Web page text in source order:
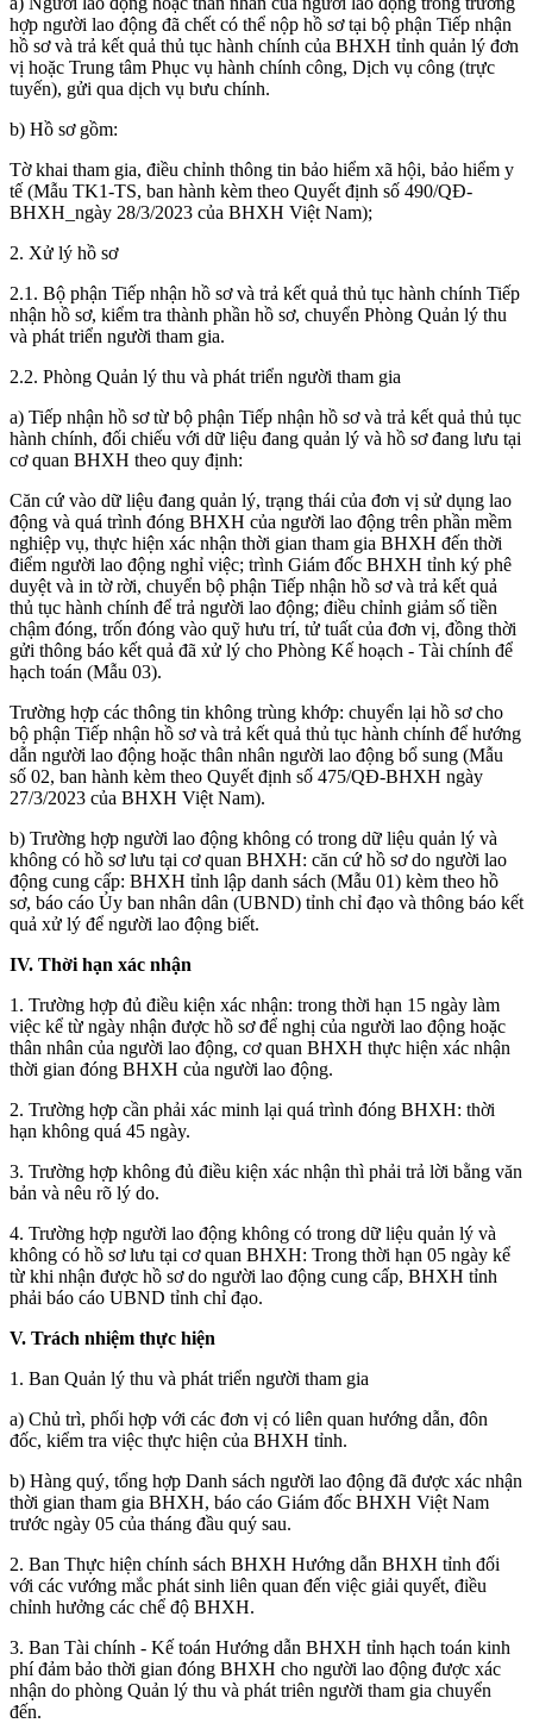
hợp người lao động đã chết có thể nộp hồ sơ tại bộ phận Tiếp nhận
hồ sơ và trả kết quả thủ tục hành chính của BHXH tỉnh quản lý đơn
vị hoặc Trung tâm Phục vụ hành chính công, Dịch vụ công (trực
tuyến), gửi qua dịch vụ bưu chính.
b) Hồ sơ gồm:
Tờ khai tham gia, điều chỉnh thông tin bảo hiểm xã hội, bảo hiểm y
tế (Mẫu TK1-TS, ban hành kèm theo Quyết định số 490/QĐ-
BHXH_ngày 28/3/2023 của BHXH Việt Nam);
2. Xử lý hồ sơ
2.1. Bộ phận Tiếp nhận hồ sơ và trả kết quả thủ tục hành chính Tiếp
nhận hồ sơ, kiểm tra thành phần hồ sơ, chuyển Phòng Quản lý thu
và phát triển người tham gia.
2.2. Phòng Quản lý thu và phát triển người tham gia
a) Tiếp nhận hồ sơ từ bộ phận Tiếp nhận hồ sơ và trả kết quả thủ tục
hành chính, đối chiếu với dữ liệu đang quản lý và hồ sơ đang lưu tại
cơ quan BHXH theo quy định:
Căn cứ vào dữ liệu đang quản lý, trạng thái của đơn vị sử dụng lao
động và quá trình đóng BHXH của người lao động trên phần mềm
nghiệp vụ, thực hiện xác nhận thời gian tham gia BHXH đến thời
điểm người lao động nghỉ việc; trình Giám đốc BHXH tỉnh ký phê
duyệt và in tờ rời, chuyển bộ phận Tiếp nhận hồ sơ và trả kết quả
thủ tục hành chính để trả người lao động; điều chỉnh giảm số tiền
chậm đóng, trốn đóng vào quỹ hưu trí, tử tuất của đơn vị, đồng thời
gửi thông báo kết quả đã xử lý cho Phòng Kế hoạch - Tài chính để
hạch toán (Mẫu 03).
Trường hợp các thông tin không trùng khớp: chuyển lại hồ sơ cho
bộ phận Tiếp nhận hồ sơ và trả kết quả thủ tục hành chính để hướng
dẫn người lao động hoặc thân nhân người lao động bổ sung (Mẫu
số 02, ban hành kèm theo Quyết định số 475/QĐ-BHXH ngày
27/3/2023 của BHXH Việt Nam).
b) Trường hợp người lao động không có trong dữ liệu quản lý và
không có hồ sơ lưu tại cơ quan BHXH: căn cứ hồ sơ do người lao
động cung cấp: BHXH tỉnh lập danh sách (Mẫu 01) kèm theo hồ
sơ, báo cáo Ủy ban nhân dân (UBND) tỉnh chỉ đạo và thông báo kết
quả xử lý để người lao động biết.
IV. Thời hạn xác nhận
1. Trường hợp đủ điều kiện xác nhận: trong thời hạn 15 ngày làm
việc kể từ ngày nhận được hồ sơ để nghị của người lao động hoặc
thân nhân của người lao động, cơ quan BHXH thực hiện xác nhận
thời gian đóng BHXH của người lao động.
2. Trường hợp cần phải xác minh lại quá trình đóng BHXH: thời
hạn không quá 45 ngày.
3. Trường hợp không đủ điều kiện xác nhận thì phải trả lời bằng văn
bản và nêu rõ lý do.
4. Trường hợp người lao động không có trong dữ liệu quản lý và
không có hồ sơ lưu tại cơ quan BHXH: Trong thời hạn 05 ngày kể
từ khi nhận được hồ sơ do người lao động cung cấp, BHXH tỉnh
phải báo cáo UBND tỉnh chỉ đạo.
V. Trách nhiệm thực hiện
1. Ban Quản lý thu và phát triển người tham gia
a) Chủ trì, phối hợp với các đơn vị có liên quan hướng dẫn, đôn
đốc, kiểm tra việc thực hiện của BHXH tỉnh.
b) Hàng quý, tổng hợp Danh sách người lao động đã được xác nhận
thời gian tham gia BHXH, báo cáo Giám đốc BHXH Việt Nam
trước ngày 05 của tháng đầu quý sau.
2. Ban Thực hiện chính sách BHXH Hướng dẫn BHXH tỉnh đối
với các vướng mắc phát sinh liên quan đến việc giải quyết, điều
chỉnh hưởng các chể độ BHХH.
3. Ban Tài chính - Kế toán Hướng dẫn BHXH tỉnh hạch toán kinh
phí đảm bảo thời gian đóng BHXH cho người lao động được xác
nhận do phòng Quản lý thu và phát triên người tham gia chuyển
đến.